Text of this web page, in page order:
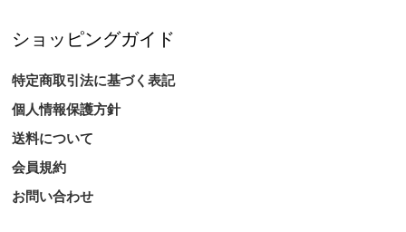
ショッピングガイド
特定商取引法に基づく表記
個人情報保護方針
送料について
会員規約
お問い合わせ